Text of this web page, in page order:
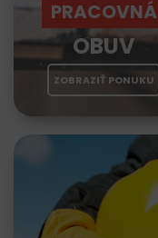
PRACOVNÁ
OBUV
ZOBRAZIŤ PONUKU